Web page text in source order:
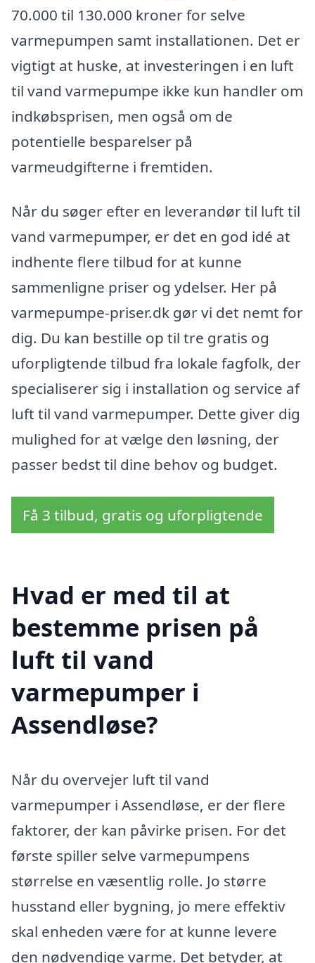
70.000 til 130.000 kroner for selve
varmepumpen samt installationen. Det er
vigtigt at huske, at investeringen i en luft
til vand varmepumpe ikke kun handler om
indkøbsprisen, men også om de
potentielle besparelser på
varmeudgifterne i fremtiden.
Når du søger efter en leverandør til luft til
vand varmepumper, er det en god idé at
indhente flere tilbud for at kunne
sammenligne priser og ydelser. Her på
varmepumpe-priser.dk gør vi det nemt for
dig. Du kan bestille op til tre gratis og
uforpligtende tilbud fra lokale fagfolk, der
specialiserer sig i installation og service af
luft til vand varmepumper. Dette giver dig
mulighed for at vælge den løsning, der
passer bedst til dine behov og budget.
Få 3 tilbud, gratis og uforpligtende
Hvad er med til at
bestemme prisen på
luft til vand
varmepumper i
Assendløse?
Når du overvejer luft til vand
varmepumper i Assendløse, er der flere
faktorer, der kan påvirke prisen. For det
første spiller selve varmepumpens
størrelse en væsentlig rolle. Jo større
husstand eller bygning, jo mere effektiv
skal enheden være for at kunne levere
den nødvendige varme. Det betyder, at